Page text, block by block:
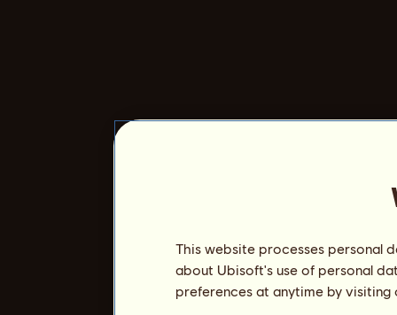
This website processes personal
about Ubisoft's use of personal
preferences at anytime by